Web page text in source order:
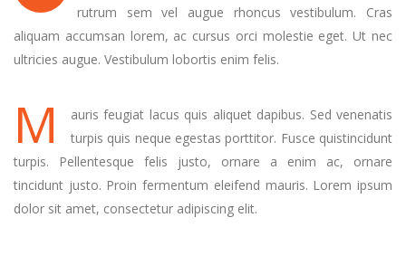
rutrum sem vel augue rhoncus vestibulum. Cras
aliquam accumsan lorem, ac cursus orci molestie eget. Ut nec
ultricies augue. Vestibulum lobortis enim felis.
M
auris feugiat lacus quis aliquet dapibus. Sed venenatis
turpis quis neque egestas porttitor. Fusce quistincidunt
turpis. Pellentesque felis justo, ornare a enim ac, ornare
tincidunt justo. Proin fermentum eleifend mauris. Lorem ipsum
dolor sit amet, consectetur adipiscing elit.